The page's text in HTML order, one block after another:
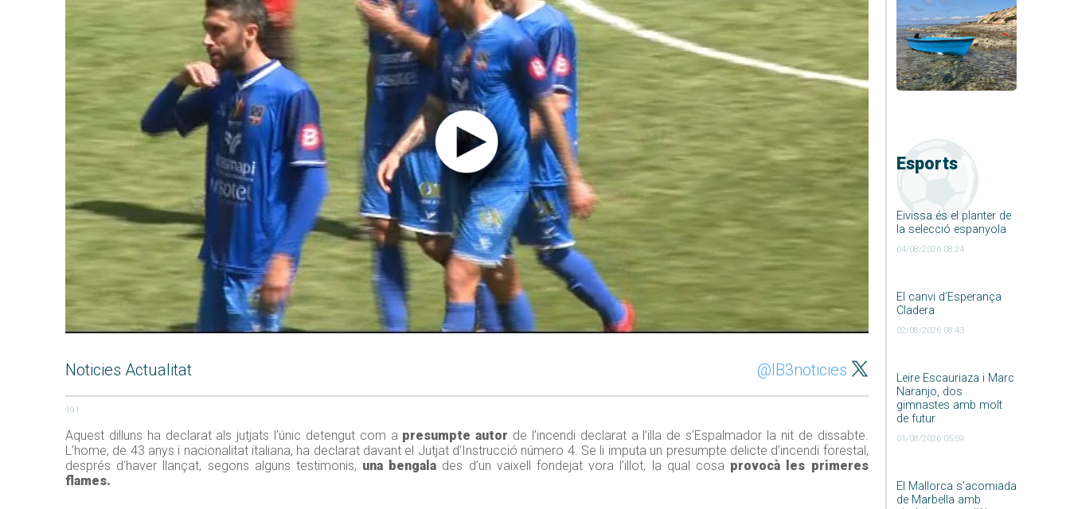
Esports
Eivissa és el planter de
la selecció espanyola
04/08/2026 08:24
El canvi d’Esperança
Cladera
02/08/2026 08:43
Leire Escauriaza i Marc
Naranjo, dos
gimnastes amb molt
de futur
01/08/2026 05:59
El Mallorca s’acomiada
de Marbella amb
Noticies Actualitat @IB3noticies
191
Aquest dilluns ha declarat als jutjats l’únic detengut com a presumpte autor de l’incendi declarat a l’illa de s’Espalmador la nit de dissabte.
L’home, de 43 anys i nacionalitat italiana, ha declarat davant el Jutjat d’Instrucció número 4. Se li imputa un presumpte delicte d’incendi forestal,
després d’haver llançat, segons alguns testimonis, una bengala des d’un vaixell fondejat vora l’illot, la qual cosa provocà les primeres
flames.